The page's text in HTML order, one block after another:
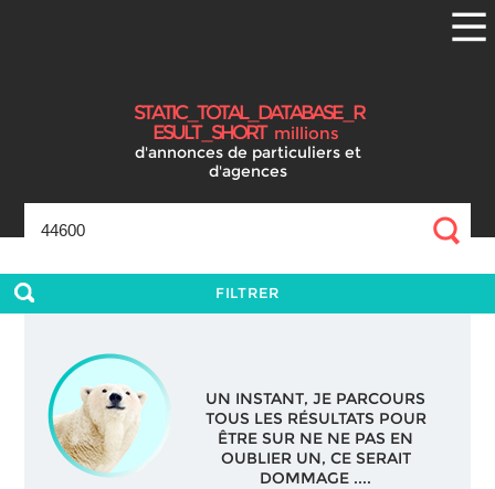
STAT
I
C_TOTA
L_DATABAS
E_R
ESUL
T_SHOR
T millions
d'annonces de particuliers et
d'agences
FILTRER
UN INSTANT, JE PARCOURS
TOUS LES RÉSULTATS POUR
ÊTRE SUR NE NE PAS EN
OUBLIER UN, CE SERAIT
DOMMAGE ....